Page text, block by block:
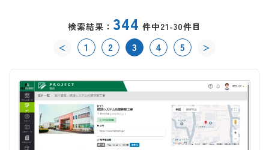
検索結果： 344 件中21-30件目
＜ 1 2 3 4 5 ＞